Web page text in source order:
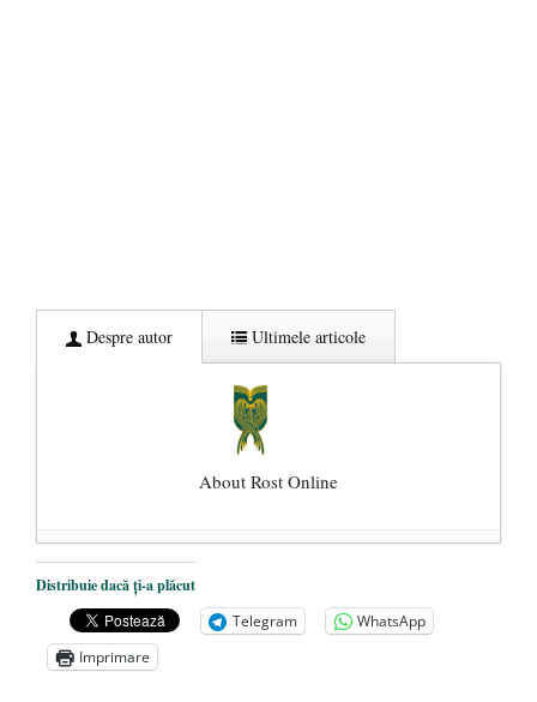
Despre autor Ultimele articole
About Rost Online
Dezvăluiri cutremurătoare despre
președintele Ucrainei, Volodymyr
Zelensky
- 13 mai 2026
Statul care servește Națiunea
Distribuie dacă ți-a plăcut
Telegram
WhatsApp
Imprimare